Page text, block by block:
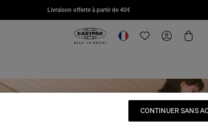
Livraison offerte à partir de 40€
Eastpak, accéder à la page d'accueil
Changer de lieu
DAY PAK'R PRO STUDY BUDDY
€95,00
CONTINUER SANS